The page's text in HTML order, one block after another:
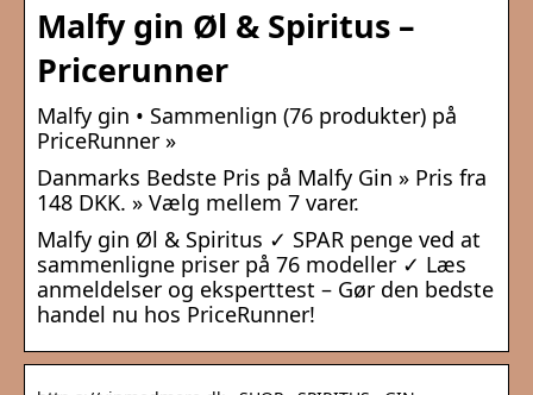
Malfy gin Øl & Spiritus –
Pricerunner
Malfy gin • Sammenlign (76 produkter) på
PriceRunner »
Danmarks Bedste Pris på Malfy Gin » Pris fra
148 DKK. » Vælg mellem 7 varer.
Malfy gin Øl & Spiritus ✓ SPAR penge ved at
sammenligne priser på 76 modeller ✓ Læs
anmeldelser og eksperttest – Gør den bedste
handel nu hos PriceRunner!